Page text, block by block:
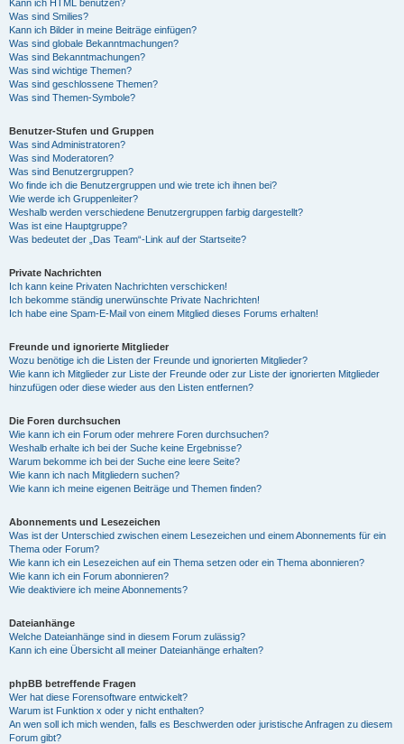
Kann ich HTML benutzen?
Was sind Smilies?
Kann ich Bilder in meine Beiträge einfügen?
Was sind globale Bekanntmachungen?
Was sind Bekanntmachungen?
Was sind wichtige Themen?
Was sind geschlossene Themen?
Was sind Themen-Symbole?
Benutzer-Stufen und Gruppen
Was sind Administratoren?
Was sind Moderatoren?
Was sind Benutzergruppen?
Wo finde ich die Benutzergruppen und wie trete ich ihnen bei?
Wie werde ich Gruppenleiter?
Weshalb werden verschiedene Benutzergruppen farbig dargestellt?
Was ist eine Hauptgruppe?
Was bedeutet der „Das Team“-Link auf der Startseite?
Private Nachrichten
Ich kann keine Privaten Nachrichten verschicken!
Ich bekomme ständig unerwünschte Private Nachrichten!
Ich habe eine Spam-E-Mail von einem Mitglied dieses Forums erhalten!
Freunde und ignorierte Mitglieder
Wozu benötige ich die Listen der Freunde und ignorierten Mitglieder?
Wie kann ich Mitglieder zur Liste der Freunde oder zur Liste der ignorierten Mitglieder
hinzufügen oder diese wieder aus den Listen entfernen?
Die Foren durchsuchen
Wie kann ich ein Forum oder mehrere Foren durchsuchen?
Weshalb erhalte ich bei der Suche keine Ergebnisse?
Warum bekomme ich bei der Suche eine leere Seite?
Wie kann ich nach Mitgliedern suchen?
Wie kann ich meine eigenen Beiträge und Themen finden?
Abonnements und Lesezeichen
Was ist der Unterschied zwischen einem Lesezeichen und einem Abonnements für ein
Thema oder Forum?
Wie kann ich ein Lesezeichen auf ein Thema setzen oder ein Thema abonnieren?
Wie kann ich ein Forum abonnieren?
Wie deaktiviere ich meine Abonnements?
Dateianhänge
Welche Dateianhänge sind in diesem Forum zulässig?
Kann ich eine Übersicht all meiner Dateianhänge erhalten?
phpBB betreffende Fragen
Wer hat diese Forensoftware entwickelt?
Warum ist Funktion x oder y nicht enthalten?
An wen soll ich mich wenden, falls es Beschwerden oder juristische Anfragen zu diesem
Forum gibt?